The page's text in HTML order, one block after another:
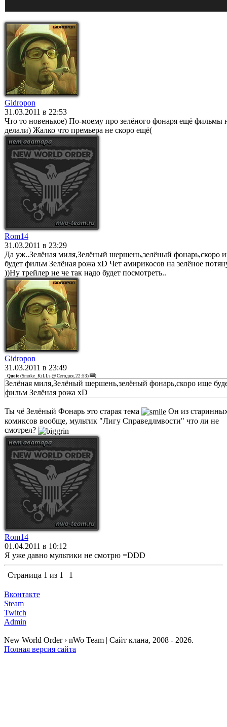
Gidropon
31.03.2011 в 22:53
Что то новенькое) По-моему про зелёного фонаря ещё фильмы
делали) Жалко что премьера не скоро ещё(
Rom14
31.03.2011 в 23:29
Да уж..Зелёная миля,Зелёный шершень,зелёный фонарь,скоро
будет фильм Зелёная рожа xD Чет амирикосов на зелёное
))Ну трейлер не че так надо будет посмотреть..
Gidropon
31.03.2011 в 23:49
Quote (Smoke_KiLLs @ Сегодня, 22:53) )
Зелёная миля,Зелёный шершень,зелёный фонарь,скоро ище
фильм Зелёная рожа xD
Ты чё Зелёный Фонарь это старая тема
Он из
комиксов вообще, мультик "Лигу Справедлмвости" что ли не
смотрел?
Rom14
01.04.2011 в 10:12
Я уже давно мультики не смотрю =DDD
Страница 1 из 1 1
Вконтакте
Steam
Twitch
Admin
New World Order › nWo Team | Сайт клана, 2008 - 2026.
Полная версия сайта